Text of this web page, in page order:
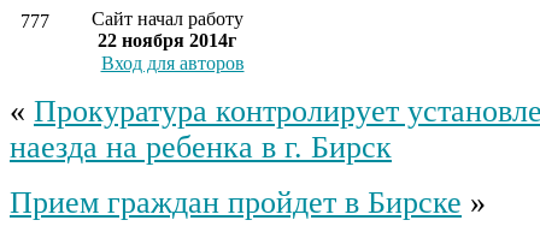
777
Сайт начал работу
22 ноября 2014г
Вход для авторов
« Прокуратура контролирует
наезда на ребенка в г. Бирск
Прием граждан пройдет в Бирске »